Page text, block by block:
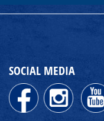
SOCIAL MEDIA